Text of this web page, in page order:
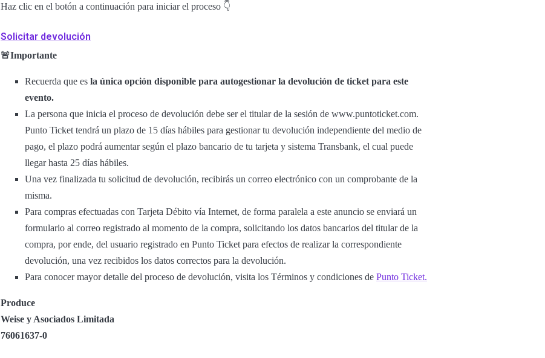
Haz clic en el botón a continuación para iniciar el proceso 👇
Solicitar devolución
🚨Importante
Recuerda que es la única opción disponible para autogestionar la devolución de ticket para este
evento.
La persona que inicia el proceso de devolución debe ser el titular de la sesión de www.puntoticket.com.
Punto Ticket tendrá un plazo de 15 días hábiles para gestionar tu devolución independiente del medio de
pago, el plazo podrá aumentar según el plazo bancario de tu tarjeta y sistema Transbank, el cual puede
llegar hasta 25 días hábiles.
Una vez finalizada tu solicitud de devolución, recibirás un correo electrónico con un comprobante de la
misma.
Para compras efectuadas con Tarjeta Débito vía Internet, de forma paralela a este anuncio se enviará un
formulario al correo registrado al momento de la compra, solicitando los datos bancarios del titular de la
compra, por ende, del usuario registrado en Punto Ticket para efectos de realizar la correspondiente
devolución, una vez recibidos los datos correctos para la devolución.
Para conocer mayor detalle del proceso de devolución, visita los Términos y condiciones de Punto Ticket.
Produce
Weise y Asociados Limitada
76061637-0